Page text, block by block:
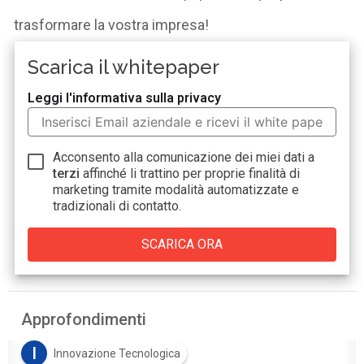
trasformare la vostra impresa!
Scarica il whitepaper
Leggi l'informativa sulla privacy
Acconsento alla comunicazione dei miei dati a
terzi affinché li trattino per proprie finalità di
marketing tramite modalità automatizzate e
tradizionali di contatto.
Approfondimenti
I
Innovazione Tecnologica